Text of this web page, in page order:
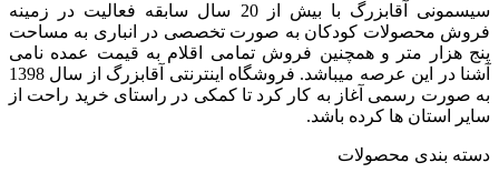
سیسمونی آقابزرگ با بیش از 20 سال سابقه فعالیت در زمینه
فروش محصولات کودکان به صورت تخصصی در انباری به مساحت
پنج هزار متر و همچنین فروش تمامی اقلام به قیمت عمده نامی
آشنا در این عرصه میباشد. فروشگاه اینترنتی آقابزرگ از سال 1398
به صورت رسمی آغاز به کار کرد تا کمکی در راستای خرید راحت از
سایر استان ها کرده باشد.
دسته بندی محصولات